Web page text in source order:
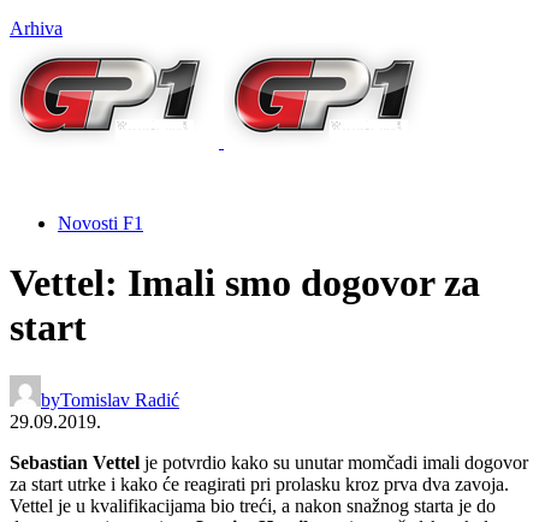
Arhiva
Novosti F1
Vettel: Imali smo dogovor za
start
byTomislav Radić
29.09.2019.
Sebastian Vettel je potvrdio kako su unutar momčadi imali dogovor
za start utrke i kako će reagirati pri prolasku kroz prva dva zavoja.
Vettel je u kvalifikacijama bio treći, a nakon snažnog starta je do